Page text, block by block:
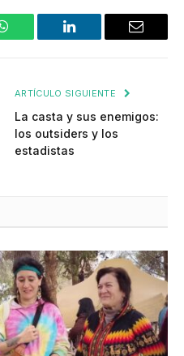
WhatsApp LinkedIn Email
ARTÍCULO SIGUIENTE
La casta y sus enemigos:
los outsiders y los
estadistas